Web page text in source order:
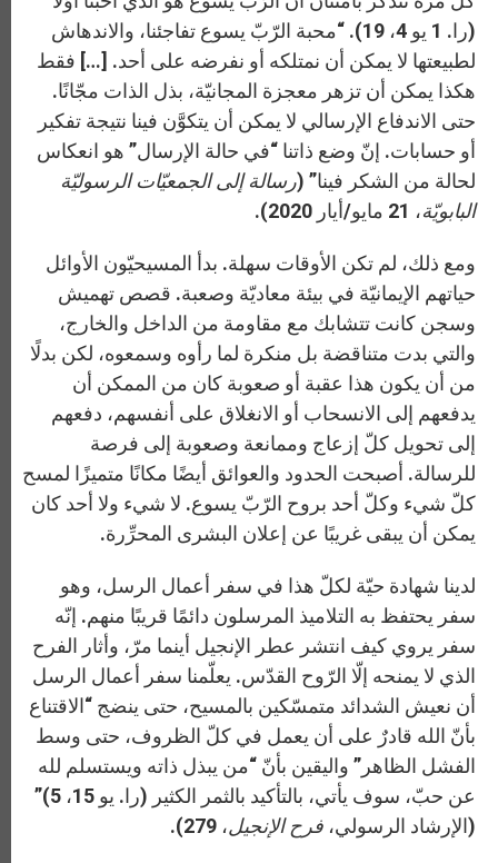
(را. 1 يو 4، 19). “محبة الرّبّ يسوع تفاجئنا، والاندهاش
لطبيعتها لا يمكن أن نمتلكه أو نفرضه على أحد. […] فقط
هكذا يمكن أن تزهر معجزة المجانيّة، بذل الذات مجّانًا.
حتى الاندفاع الإرسالي لا يمكن أن يتكوَّن فينا نتيجة تفكير
أو حسابات. إنّ وضع ذاتنا “في حالة الإرسال” هو انعكاس
لحالة من الشكر فينا” (رسالة إلى الجمعيّات الرسوليّة
البابويّة، 21 مايو/أيار 2020).
ومع ذلك، لم تكن الأوقات سهلة. بدأ المسيحيّون الأوائل
حياتهم الإيمانيّة في بيئة معاديّة وصعبة. قصص تهميش
وسجن كانت تتشابك مع مقاومة من الداخل والخارج،
والتي بدت متناقضة بل منكرة لما رأوه وسمعوه، لكن بدلًا
من أن يكون هذا عقبة أو صعوبة كان من الممكن أن
يدفعهم إلى الانسحاب أو الانغلاق على أنفسهم، دفعهم
إلى تحويل كلّ إزعاج وممانعة وصعوبة إلى فرصة
للرسالة. أصبحت الحدود والعوائق أيضًا مكانًا متميزًا لمسح
كلّ شيء وكلّ أحد بروح الرّبّ يسوع. لا شيء ولا أحد كان
يمكن أن يبقى غريبًا عن إعلان البشرى المحرِّرة.
لدينا شهادة حيّة لكلّ هذا في سفر أعمال الرسل، وهو
سفر يحتفظ به التلاميذ المرسلون دائمًا قريبًا منهم. إنّه
سفر يروي كيف انتشر عطر الإنجيل أينما مرّ، وأثار الفرح
الذي لا يمنحه إلّا الرّوح القدّس. يعلّمنا سفر أعمال الرسل
أن نعيش الشدائد متمسّكين بالمسيح، حتى ينضج “الاقتناع
بأنّ الله قادرٌ على أن يعمل في كلّ الظروف، حتى وسط
الفشل الظاهر” واليقين بأنّ “من يبذل ذاته ويستسلم لله
عن حبّ، سوف يأتي، بالتأكيد بالثمر الكثير (را. يو ​​15، 5)”
(الإرشاد الرسولي، فرح الإنجيل، 279).